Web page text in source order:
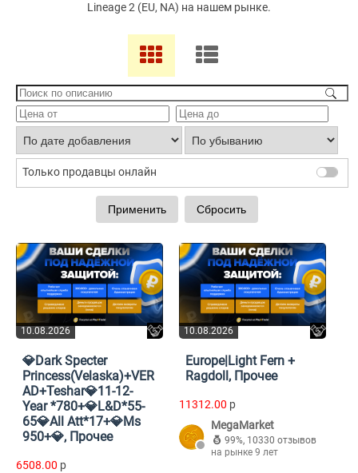
Lineage 2 (EU, NA) на нашем рынке.
Только продавцы онлайн
10.08.2026
💎Dark Specter
Princess(Velaska)+VER
AD+Teshar💎11-12-
Year *780+💎L&D*55-
65💎All Att*17+💎Ms
950+💎, Прочее
6508.00 p
10.08.2026
Europe|Light Fern +
Ragdoll, Прочее
11312.00 p
MegaMarket
99%, 10330 отзывов
на рынке 9 лет